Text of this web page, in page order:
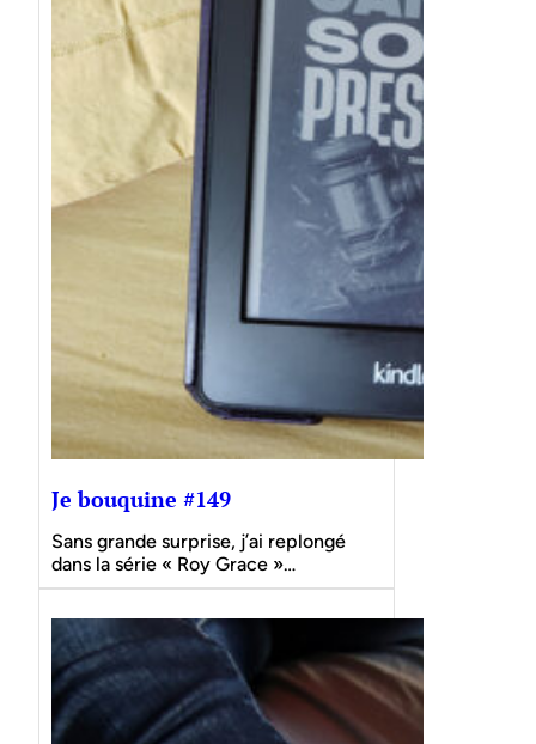
Je bouquine #149
Sans grande surprise, j’ai replongé
dans la série « Roy Grace »…